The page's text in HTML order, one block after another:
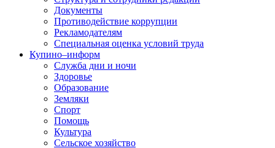
Документы
Противодействие коррупции
Рекламодателям
Специальная оценка условий труда
Купино–информ
Служба дни и ночи
Здоровье
Образование
Земляки
Спорт
Помощь
Культура
Сельское хозяйство